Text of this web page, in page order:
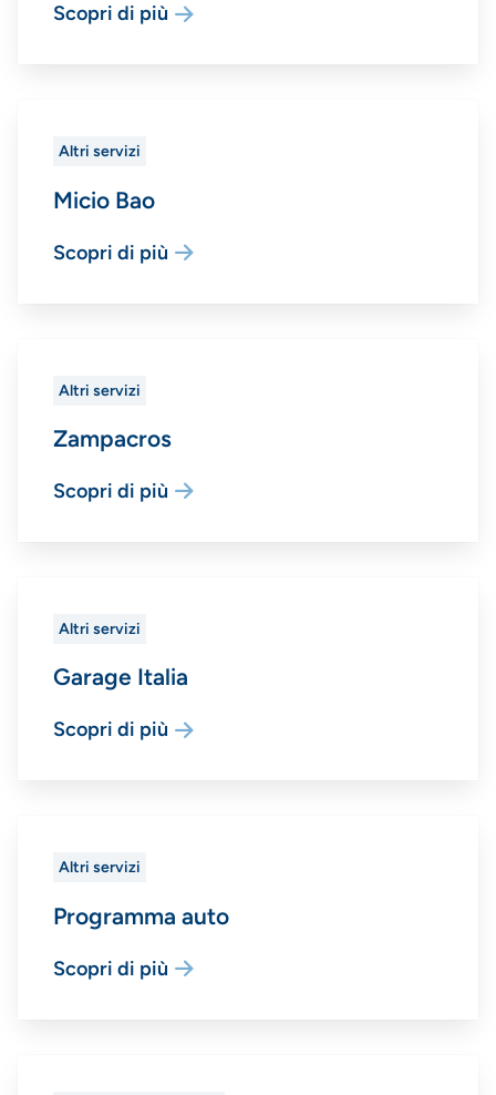
Scopri di più
Altri servizi
Micio Bao
Scopri di più
Altri servizi
Zampacros
Scopri di più
Altri servizi
Garage Italia
Scopri di più
Altri servizi
Programma auto
Scopri di più